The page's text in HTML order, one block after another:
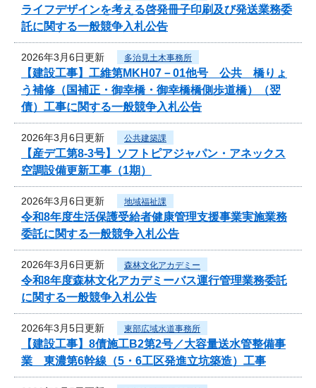
ライフデザインを考える啓発冊子印刷及び発送業務委
託に関する一般競争入札公告
2026年3月6日更新 多治見土木事務所
【建設工事】工維第MKH07－01他号 公共 橋りょ
う補修（国補正・御幸橋・御幸橋橋側歩道橋）（翌
債）工事に関する一般競争入札公告
2026年3月6日更新 公共建築課
【産デ工第8-3号】ソフトピアジャパン・アネックス
空調設備更新工事（1期）
2026年3月6日更新 地域福祉課
令和8年度生活保護受給者健康管理支援事業実施業務
委託に関する一般競争入札公告
2026年3月6日更新 森林文化アカデミー
令和8年度森林文化アカデミーバス運行管理業務委託
に関する一般競争入札公告
2026年3月5日更新 東部広域水道事務所
【建設工事】8債施工B2第2号／大容量送水管整備事
業 東濃第6幹線（5・6工区発進立坑築造）工事